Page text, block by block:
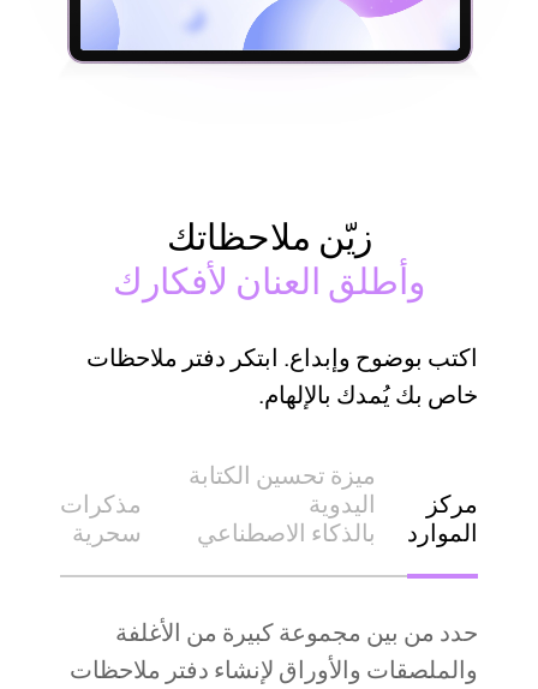
زيّن ملاحظاتك
وأطلق العنان لأفكارك
اكتب بوضوح وإبداع. ابتكر دفتر ملاحظات
خاص بك يُمدك بالإلهام.
مركز
الموارد
ميزة تحسين الكتابة
اليدوية
بالذكاء الاصطناعي
مذكرات
سحرية
حدد من بين مجموعة كبيرة من الأغلفة
والملصقات والأوراق لإنشاء دفتر ملاحظات